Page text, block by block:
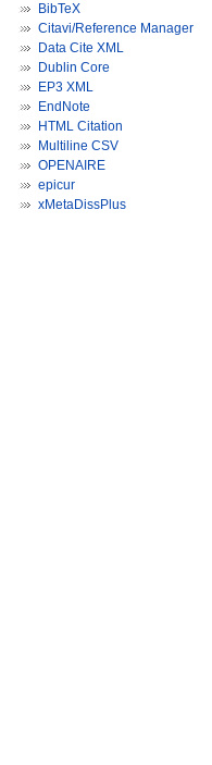
BibTeX
Citavi/Reference Manager
Data Cite XML
Dublin Core
EP3 XML
EndNote
HTML Citation
Multiline CSV
OPENAIRE
epicur
xMetaDissPlus